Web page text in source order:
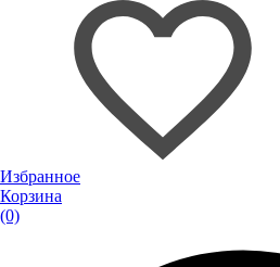
Избранное
Корзина
(0)